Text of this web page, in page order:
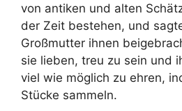
von antiken und alten
der Zeit bestehen, und
Großmutter ihnen
sie lieben, treu zu sein und
viel wie möglich zu ehren,
Stücke sammeln.